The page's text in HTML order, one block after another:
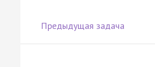
Предыдущая задача